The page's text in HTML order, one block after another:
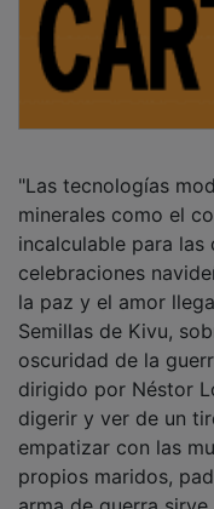
minerales como el
incalculable para las
celebraciones
la paz y el amor
Semillas de Kivu,
oscuridad de la
dirigido por Néstor
digerir y ver de un
empatizar con las
propios maridos,
arma de guerra